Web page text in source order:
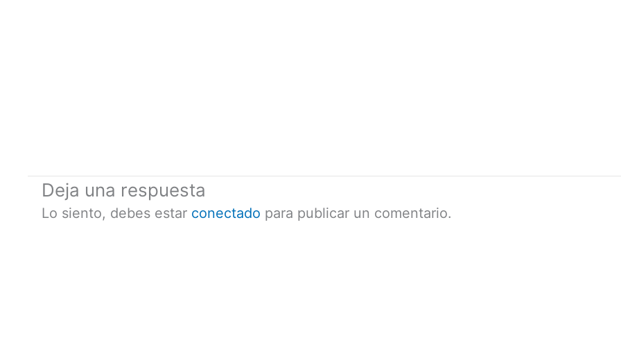
Deja una respuesta
Lo siento, debes estar conectado para publicar un comentario.